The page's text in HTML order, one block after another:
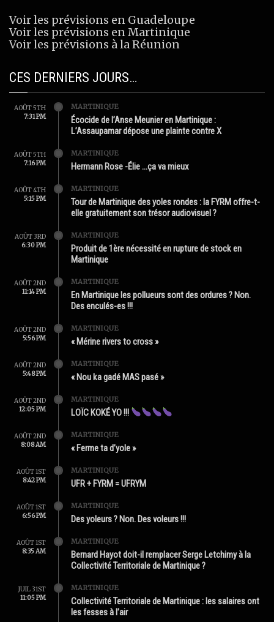
Voir les prévisions en Guadeloupe
Voir les prévisions en Martinique
Voir les prévisions à la Réunion
CES DERNIERS JOURS…
AOÛT 5TH
7:31 PM
MARTINIQUE
Écocide de l’Anse Meunier en Martinique :
L’Assaupamar dépose une plainte contre X
AOÛT 5TH
7:16 PM
MARTINIQUE
Hermann Rose -Élie …ça va mieux
AOÛT 4TH
5:15 PM
MARTINIQUE
Tour de Martinique des yoles rondes : la FYRM offre-t-
elle gratuitement son trésor audiovisuel ?
AOÛT 3RD
6:30 PM
MARTINIQUE
Produit de 1ère nécessité en rupture de stock en
Martinique
AOÛT 2ND
11:14 PM
MARTINIQUE
En Martinique les pollueurs sont des ordures ? Non.
Des enculés-es !!!
AOÛT 2ND
5:56 PM
MARTINIQUE
« Mérine rivers to cross »
AOÛT 2ND
5:48 PM
MARTINIQUE
« Nou ka gadé MAS pasé »
AOÛT 2ND
12:05 PM
MARTINIQUE
LOÏC KOKÉ YO !!!
AOÛT 2ND
8:08 AM
MARTINIQUE
« Ferme ta d’yole »
AOÛT 1ST
8:42 PM
MARTINIQUE
UFR + FYRM = UFRYM
AOÛT 1ST
6:56 PM
MARTINIQUE
Des yoleurs ? Non. Des voleurs !!!
AOÛT 1ST
8:35 AM
MARTINIQUE
Bernard Hayot doit-il remplacer Serge Letchimy à la
Collectivité Territoriale de Martinique ?
JUIL 31ST
11:05 PM
MARTINIQUE
Collectivité Territoriale de Martinique : les salaires ont
les fesses à l’air